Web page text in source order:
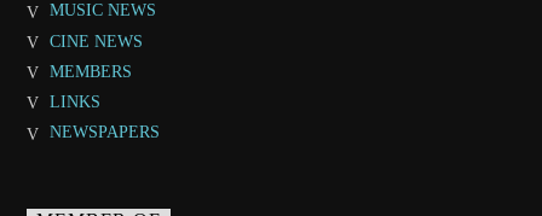
MUSIC NEWS
CINE NEWS
MEMBERS
LINKS
NEWSPAPERS